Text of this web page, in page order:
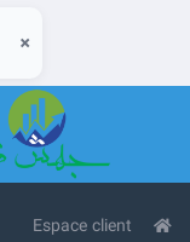
×